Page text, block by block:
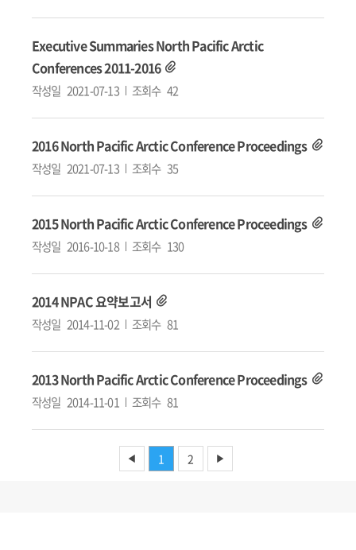
Executive Summaries North Pacific Arctic
Conferences 2011-2016
작성일 2021-07-13 조회수 42
2016 North Pacific Arctic Conference Proceedings
작성일 2021-07-13 조회수 35
2015 North Pacific Arctic Conference Proceedings
작성일 2016-10-18 조회수 130
2014 NPAC 요약보고서
작성일 2014-11-02 조회수 81
2013 North Pacific Arctic Conference Proceedings
작성일 2014-11-01 조회수 81
◀ 1 2 ▶